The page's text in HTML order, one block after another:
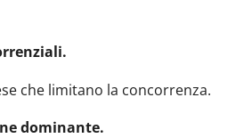
che limitano la concorrenza.
dominante.